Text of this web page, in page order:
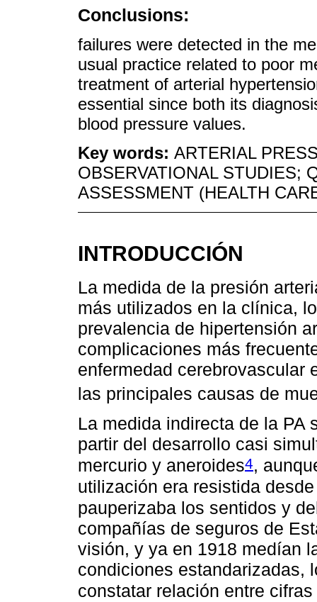
Conclusions:
failures were detected in the
usual practice related to poor
treatment of arterial
essential since both its
blood pressure values.
Key words: ARTERIAL
OBSERVATIONAL STUDIES;
ASSESSMENT (HEALTH
INTRODUCCIÓN
La medida de la presión
más utilizados en la clínica,
prevalencia de hipertensión
complicaciones más
enfermedad cerebrovascular
las principales causas de
La medida indirecta de la PA
partir del desarrollo casi
mercurio y aneroides4,
utilización era resistida
pauperizaba los sentidos y
compañías de seguros de
visión, y ya en 1918 medían
condiciones estandarizadas,
constatar relación entre